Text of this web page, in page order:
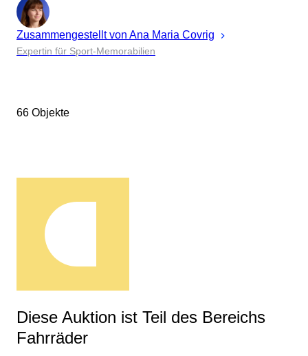
Zusammengestellt von Ana Maria Covrig
Expertin für Sport-Memorabilien
66 Objekte
Diese Auktion ist Teil des Bereichs
Fahrräder